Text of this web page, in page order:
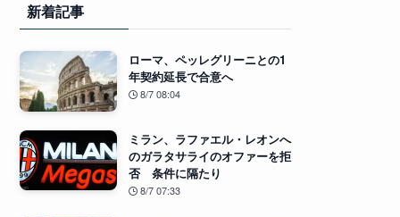
新着記事
ローマ、ペッレグリーニとの1
年契約延長で合意へ
8/7 08:04
ミラン、ラファエル・レオンへ
のガラタサライのオファーを拒
否 条件に隔たり
8/7 07:33